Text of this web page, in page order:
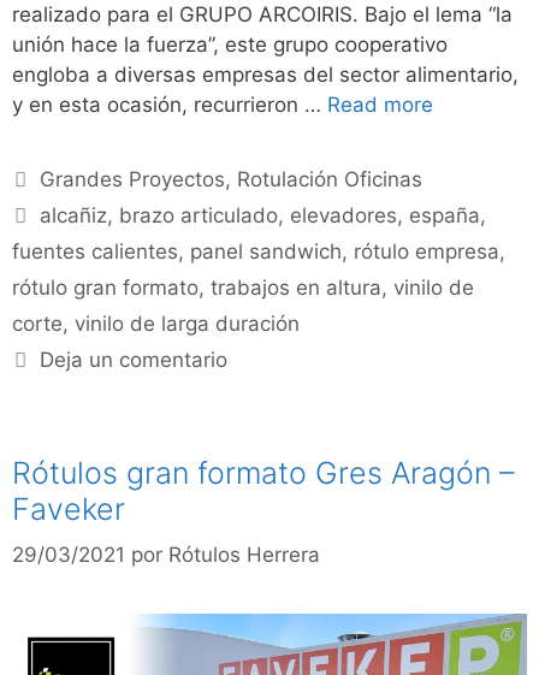
realizado para el GRUPO ARCOIRIS. Bajo el lema “la
unión hace la fuerza”, este grupo cooperativo
engloba a diversas empresas del sector alimentario,
y en esta ocasión, recurrieron … Read more
Grandes Proyectos, Rotulación Oficinas
alcañiz, brazo articulado, elevadores, españa,
fuentes calientes, panel sandwich, rótulo empresa,
rótulo gran formato, trabajos en altura, vinilo de
corte, vinilo de larga duración
Deja un comentario
Rótulos gran formato Gres Aragón –
Faveker
29/03/2021 por Rótulos Herrera